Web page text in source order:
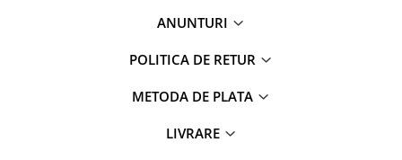
Role hartie industriala
Cosmetice & Ingrijire Personala
ANUNTURI
POLITICA DE RETUR
METODA DE PLATA
LIVRARE